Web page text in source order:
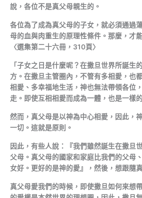
說，各位不是真父母親生的。
各位為了成為真父母的子女，就必須通過
母的血與肉重生的原理性條件。那麼，才
〈選集第二十六冊，310頁〉
「子女之日是什麼呢？在撒旦世界所誕生
方。在撒旦主管圈內，不管有多相愛，也
相愛、多幸福地生活，神也無法帶領各位
走。即使互相相愛而成為一體，也是一樣
然而，真父母是以神為中心相愛，因此，
一切。這就是原則。
因此，有些人說：『我們雖然誕生在撒旦
父母。真父母的國家和家庭比我們的父母
女好。更好的是神的愛』，然後，想跟隨
真父母愛我們的時候，即使撒旦如何來想